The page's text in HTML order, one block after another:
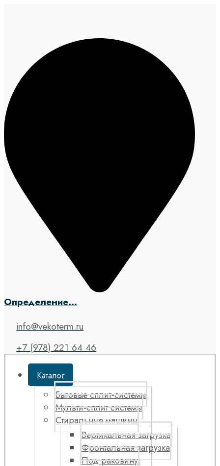
Определение...
info@vekoterm.ru
+7 (978) 221 64 46
Каталог
Бытовые сплит-системы
Мульти-сплит системы
Стиральные машины
Вертикальная загрузка
Фронтальная загрузка
Под раковину